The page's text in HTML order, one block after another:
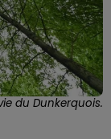
du Dunkerquois.